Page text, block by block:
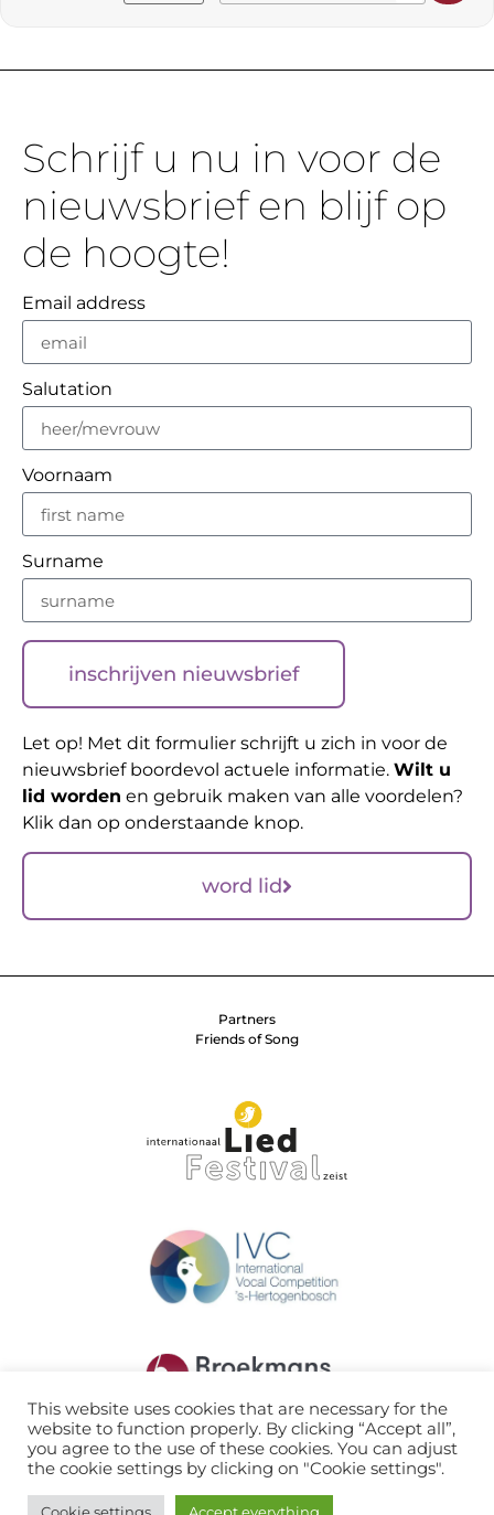
Schrijf u nu in voor de
nieuwsbrief en blijf op
de hoogte!
Email address
Salutation
Voornaam
Surname
inschrijven nieuwsbrief
Let op! Met dit formulier schrijft u zich in voor de
nieuwsbrief boordevol actuele informatie. Wilt u
lid worden en gebruik maken van alle voordelen?
Klik dan op onderstaande knop.
word lid
Partners
Friends of Song
This website uses cookies that are necessary for the
website to function properly. By clicking “Accept all”,
you agree to the use of these cookies. You can adjust
the cookie settings by clicking on "Cookie settings".